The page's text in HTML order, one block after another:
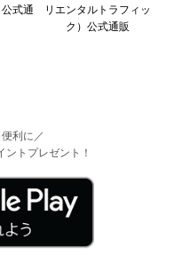
利に／
トプレゼント！